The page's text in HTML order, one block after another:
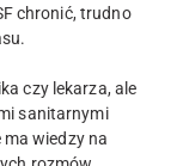
chronić, trudno
czy lekarza, ale
sanitarnymi
ma wiedzy na